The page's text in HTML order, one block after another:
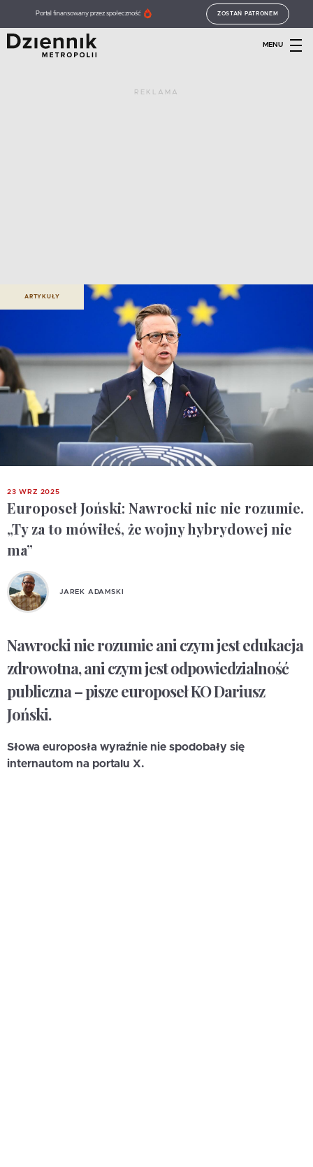
Portal finansowany przez społeczność ZOSTAŃ PATRONEM
MENU
REKLAMA
ARTYKUŁY
23 WRZ 2025
Europoseł Joński: Nawrocki nic nie rozumie.
„Ty za to mówiłeś, że wojny hybrydowej nie
ma”
JAREK ADAMSKI
Nawrocki nie rozumie ani czym jest edukacja
zdrowotna, ani czym jest odpowiedzialność
publiczna – pisze europoseł KO Dariusz
Joński.
Słowa europosła wyraźnie nie spodobały się
internautom na portalu X.